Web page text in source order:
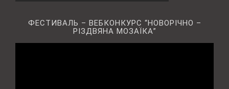
ФЕСТИВАЛЬ – ВЕБКОНКУРС “НОВОРІЧНО –
РІЗДВЯНА МОЗАЇКА”